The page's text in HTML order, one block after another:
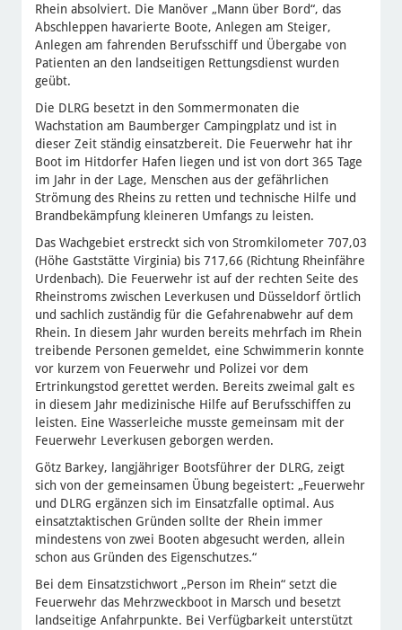
Rhein absolviert. Die Manöver „Mann über Bord“, das
Abschleppen havarierte Boote, Anlegen am Steiger,
Anlegen am fahrenden Berufsschiff und Übergabe von
Patienten an den landseitigen Rettungsdienst wurden
geübt.
Die DLRG besetzt in den Sommermonaten die
Wachstation am Baumberger Campingplatz und ist in
dieser Zeit ständig einsatzbereit. Die Feuerwehr hat ihr
Boot im Hitdorfer Hafen liegen und ist von dort 365 Tage
im Jahr in der Lage, Menschen aus der gefährlichen
Strömung des Rheins zu retten und technische Hilfe und
Brandbekämpfung kleineren Umfangs zu leisten.
Das Wachgebiet erstreckt sich von Stromkilometer 707,03
(Höhe Gaststätte Virginia) bis 717,66 (Richtung Rheinfähre
Urdenbach). Die Feuerwehr ist auf der rechten Seite des
Rheinstroms zwischen Leverkusen und Düsseldorf örtlich
und sachlich zuständig für die Gefahrenabwehr auf dem
Rhein. In diesem Jahr wurden bereits mehrfach im Rhein
treibende Personen gemeldet, eine Schwimmerin konnte
vor kurzem von Feuerwehr und Polizei vor dem
Ertrinkungstod gerettet werden. Bereits zweimal galt es
in diesem Jahr medizinische Hilfe auf Berufsschiffen zu
leisten. Eine Wasserleiche musste gemeinsam mit der
Feuerwehr Leverkusen geborgen werden.
Götz Barkey, langjähriger Bootsführer der DLRG, zeigt
sich von der gemeinsamen Übung begeistert: „Feuerwehr
und DLRG ergänzen sich im Einsatzfalle optimal. Aus
einsatztaktischen Gründen sollte der Rhein immer
mindestens von zwei Booten abgesucht werden, allein
schon aus Gründen des Eigenschutzes.“
Bei dem Einsatzstichwort „Person im Rhein“ setzt die
Feuerwehr das Mehrzweckboot in Marsch und besetzt
landseitige Anfahrpunkte. Bei Verfügbarkeit unterstützt